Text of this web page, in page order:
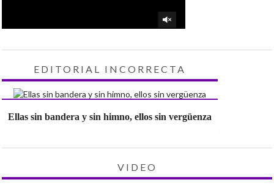
EDITORIAL INCORRECTA
Ellas sin bandera y sin himno, ellos sin vergüenza
VIDEO